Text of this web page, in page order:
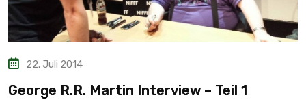
22. Juli 2014
George R.R. Martin Interview – Teil 1